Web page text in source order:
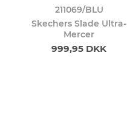
211069/BLU
Skechers Slade Ultra-
Mercer
999,95 DKK